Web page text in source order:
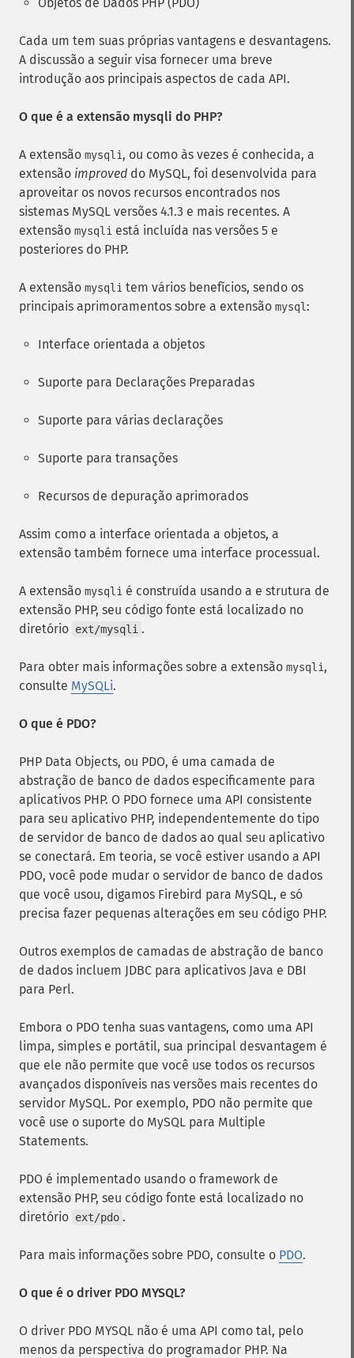
Cada um tem suas próprias vantagens e desvantagens.
A discussão a seguir visa fornecer uma breve
introdução aos principais aspectos de cada API.
O que é a extensão mysqli do PHP?
A extensão mysqli, ou como às vezes é conhecida, a
extensão improved do MySQL, foi desenvolvida para
aproveitar os novos recursos encontrados nos
sistemas MySQL versões 4.1.3 e mais recentes. A
extensão mysqli está incluída nas versões 5 e
posteriores do PHP.
A extensão mysqli tem vários benefícios, sendo os
principais aprimoramentos sobre a extensão mysql:
Interface orientada a objetos
Suporte para Declarações Preparadas
Suporte para várias declarações
Suporte para transações
Recursos de depuração aprimorados
Assim como a interface orientada a objetos, a
extensão também fornece uma interface processual.
A extensão mysqli é construída usando a e strutura de
extensão PHP, seu código fonte está localizado no
diretório ext/mysqli .
Para obter mais informações sobre a extensão mysqli,
consulte MySQLi.
O que é PDO?
PHP Data Objects, ou PDO, é uma camada de
abstração de banco de dados especificamente para
aplicativos PHP. O PDO fornece uma API consistente
para seu aplicativo PHP, independentemente do tipo
de servidor de banco de dados ao qual seu aplicativo
se conectará. Em teoria, se você estiver usando a API
PDO, você pode mudar o servidor de banco de dados
que você usou, digamos Firebird para MySQL, e só
precisa fazer pequenas alterações em seu código PHP.
Outros exemplos de camadas de abstração de banco
de dados incluem JDBC para aplicativos Java e DBI
para Perl.
Embora o PDO tenha suas vantagens, como uma API
limpa, simples e portátil, sua principal desvantagem é
que ele não permite que você use todos os recursos
avançados disponíveis nas versões mais recentes do
servidor MySQL. Por exemplo, PDO não permite que
você use o suporte do MySQL para Multiple
Statements.
PDO é implementado usando o framework de
extensão PHP, seu código fonte está localizado no
diretório ext/pdo .
Para mais informações sobre PDO, consulte o PDO.
O que é o driver PDO MYSQL?
O driver PDO MYSQL não é uma API como tal, pelo
menos da perspectiva do programador PHP. Na